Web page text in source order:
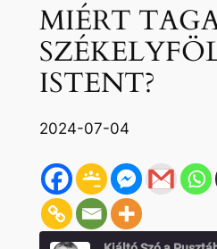
MIÉRT
ISTENT?
2024-07-04